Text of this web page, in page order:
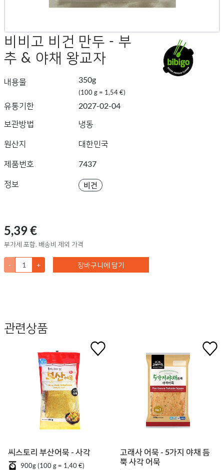
비비고 비건 만두 - 부
추 & 야채 왕교자
내용물 350g
(100 g = 1,54 €)
유통기한
2027-02-04
보관방법
냉동
원산지 대한민국
제품번호 7437
정보 비건
5,39 €
부가세 포함, 배송비 제외 가격
- + 장바구니에 담기
관련상품
씨스토리 부산어묵 - 사각
900g (100 g = 1,40 €)
고래사 어묵 - 5가지 야채 듬
뿍 사각 어묵